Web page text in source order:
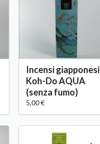
Incensi giapponesi
Koh-Do AQUA
(senza fumo)
5,00 €